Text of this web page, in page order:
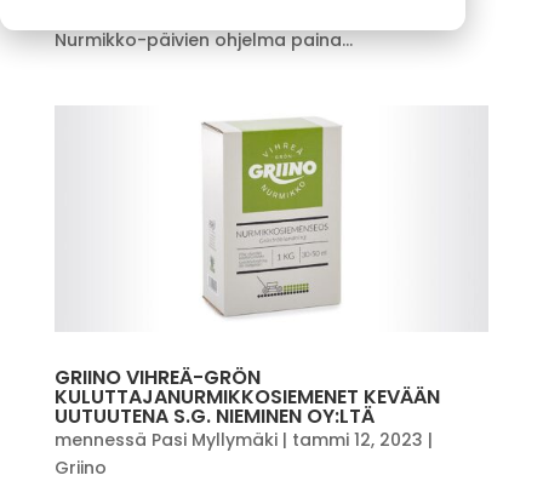
Nurmikko-päivien ohjelma paina...
GRIINO VIHREÄ-GRÖN
KULUTTAJANURMIKKOSIEMENET KEVÄÄN
UUTUUTENA S.G. NIEMINEN OY:LTÄ
mennessä Pasi Myllymäki| tammi 12, 2023 |
Griino